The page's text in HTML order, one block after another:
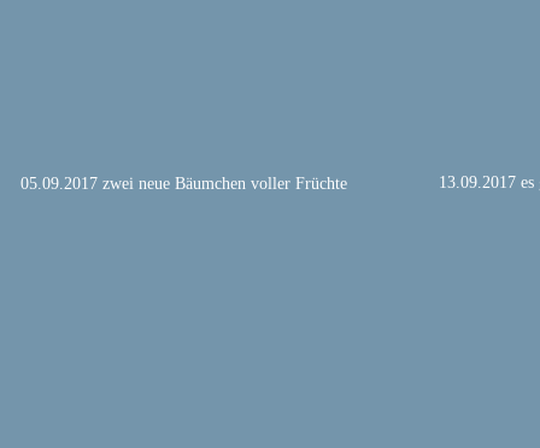
05.09.2017 zwei neue Bäumchen voller Früchte 13.09.2017